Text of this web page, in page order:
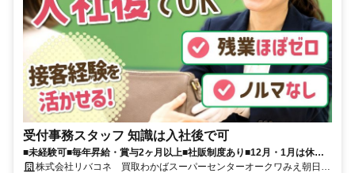
受付事務スタッフ 知識は入社後で可
■未経験可■毎年昇給・賞与2ヶ月以上■社販制度あり■12月・1月は休日
11日ずつあり＋リフレッシュ休暇あり
株式会社リバコネ 買取わかばスーパーセンターオークワみえ朝日イ